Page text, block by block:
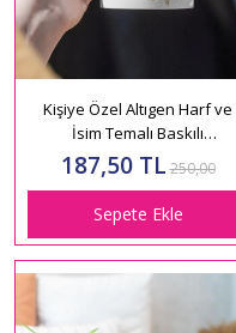
Kişiye Özel Altıgen Harf ve
İsim Temalı Baskılı
Kupa Bardak HK122
187,50 TL 250,00
Sepete Ekle